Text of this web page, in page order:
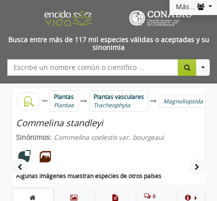
Más...
Busca entre más de 117 mil especies válidas o aceptadas y su
sinonimia
Plantas
Plantae
Plantas vasculares
Tracheophyta
Magnoliopsida
Commelina standleyi
Sinónimos: Commelina coelestis var. bourgeaui
Algunas imágenes muestran especies de otros países
0